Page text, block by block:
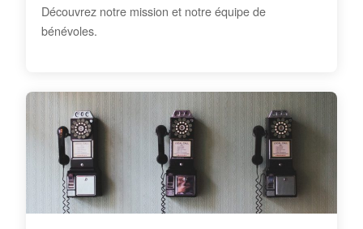
Découvrez notre mission et notre équipe de
bénévoles.